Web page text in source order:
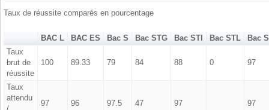
Taux de réussite comparés en pourcentage
BAC L BAC ES Bac S Bac STG Bac STI Bac STL
Bac
Taux
brut de
réussite
100 89.33 79 84 88 0 97
Taux
attendu
97 96 97.5 47 97 97